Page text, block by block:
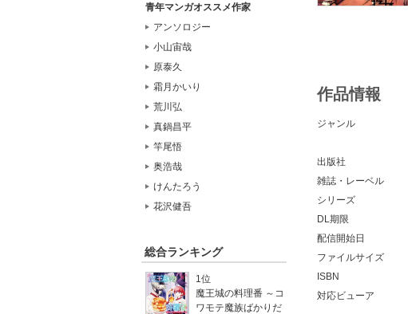
青年マンガオススメ作家
アンソロジー
小山宙哉
原泰久
霜月かいり
荒川弘
真鍋昌平
竿尾悟
奥浩哉
けんたろう
花沢健吾
総合ランキング
1位
魔王城の料理番 ～コ
ワモテ魔族ばかりだ
作品情報
ジャンル
出版社
雑誌・レーベル
シリーズ
DL期限
配信開始日
ファイルサイズ
ISBN
対応ビューア